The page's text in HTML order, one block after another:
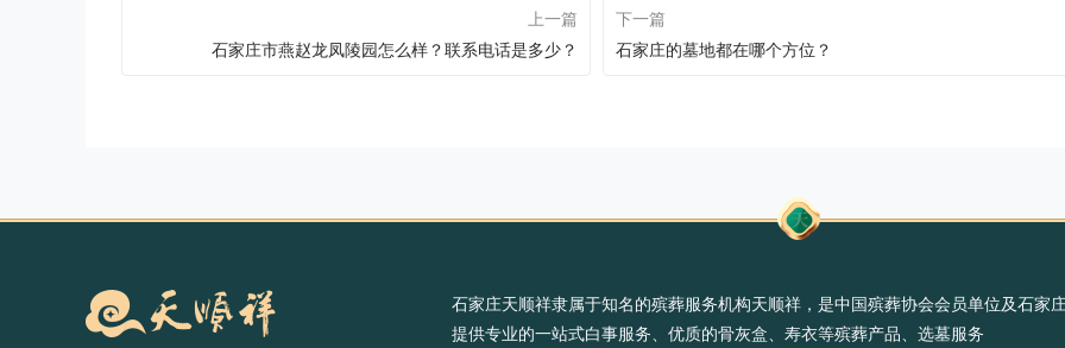
上一篇
石家庄市燕赵龙凤陵园怎么样？联系电话是多少？
下一篇
石家庄的墓地都在哪个方位？
石家庄天顺祥隶属于知名的殡葬服务机构天顺祥，是中国殡葬协会会员单位及石家
提供专业的一站式白事服务、优质的骨灰盒、寿衣等殡葬产品、选墓服务